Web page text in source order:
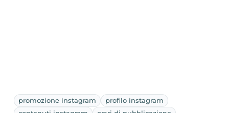
promozione instagram
profilo instagram